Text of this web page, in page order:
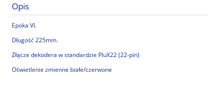
Opis
Epoka VI.
Długość 225mm.
Złącze dekodera w standardzie PluX22 (22-pin)
Oświetlenie zmienne białe/czerwone